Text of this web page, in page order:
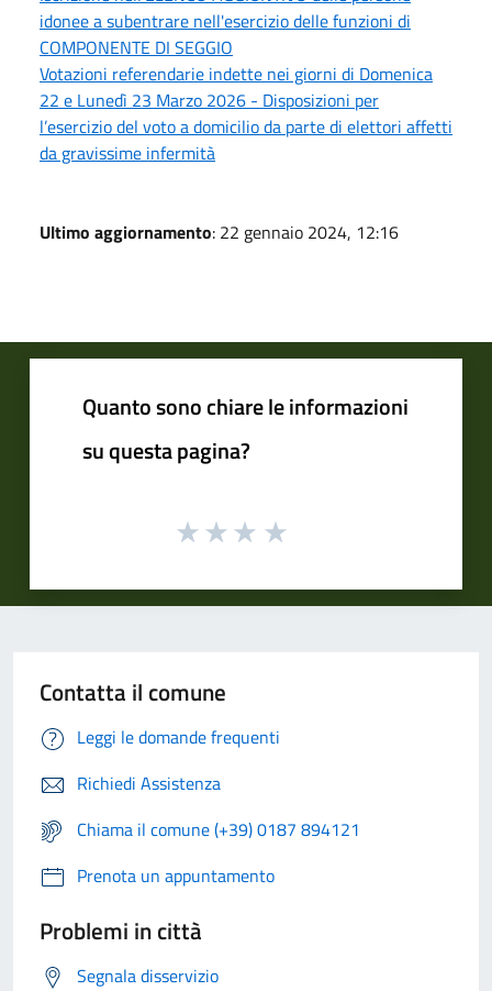
idonee a subentrare nell'esercizio delle funzioni di
COMPONENTE DI SEGGIO
Votazioni referendarie indette nei giorni di Domenica
22 e Lunedì 23 Marzo 2026 - Disposizioni per
l’esercizio del voto a domicilio da parte di elettori affetti
da gravissime infermità
Ultimo aggiornamento: 22 gennaio 2024, 12:16
Quanto sono chiare le informazioni
su questa pagina?
Contatta il comune
Leggi le domande frequenti
Richiedi Assistenza
Chiama il comune (+39) 0187 894121
Prenota un appuntamento
Problemi in città
Segnala disservizio